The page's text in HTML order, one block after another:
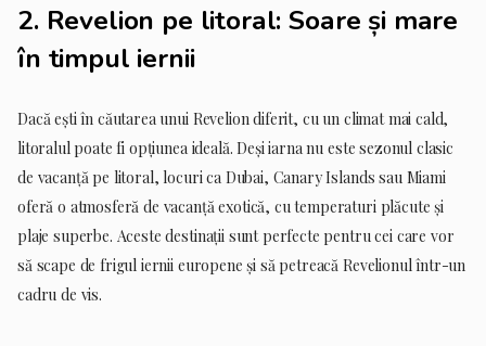
2. Revelion pe litoral: Soare și mare
în timpul iernii
Dacă ești în căutarea unui Revelion diferit, cu un climat mai cald,
litoralul poate fi opțiunea ideală. Deși iarna nu este sezonul clasic
de vacanță pe litoral, locuri ca Dubai, Canary Islands sau Miami
oferă o atmosferă de vacanță exotică, cu temperaturi plăcute și
plaje superbe. Aceste destinații sunt perfecte pentru cei care vor
să scape de frigul iernii europene și să petreacă Revelionul într-un
cadru de vis.